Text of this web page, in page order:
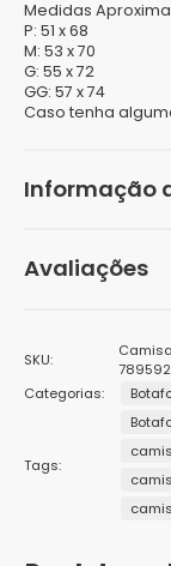
Medidas
P: 51 x 68
M: 53 x 70
G: 55 x 72
GG: 57 x 74
Caso tenha
Informação
Gênero
Avaliações
O seu
Sua avaliação
SKU:
Categorias:
Tags: